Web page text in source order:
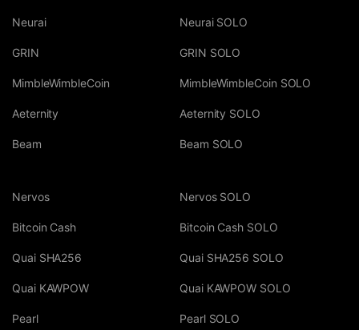
Neurai
GRIN
MimbleWimbleCoin
Aeternity
Beam
Neurai SOLO
GRIN SOLO
MimbleWimbleCoin SOLO
Aeternity SOLO
Beam SOLO
Nervos
Bitcoin Cash
Quai SHA256
Quai KAWPOW
Pearl
Nervos SOLO
Bitcoin Cash SOLO
Quai SHA256 SOLO
Quai KAWPOW SOLO
Pearl SOLO